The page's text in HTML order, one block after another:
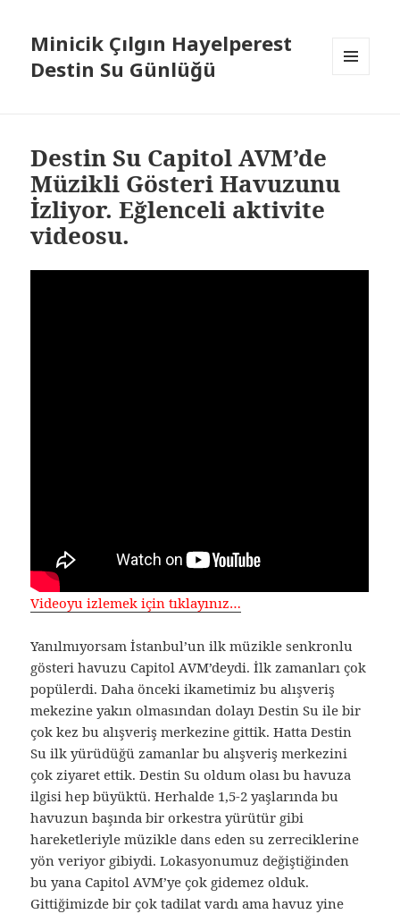
Minicik Çılgın Hayelperest
Destin Su Günlüğü
Destin Su Capitol AVM’de
Müzikli Gösteri Havuzunu
İzliyor. Eğlenceli aktivite
videosu.
Videoyu izlemek için tıklayınız…
Yanılmıyorsam İstanbul’un ilk müzikle senkronlu
gösteri havuzu Capitol AVM’deydi. İlk zamanları çok
popülerdi. Daha önceki ikametimiz bu alışveriş
mekezine yakın olmasından dolayı Destin Su ile bir
çok kez bu alışveriş merkezine gittik. Hatta Destin
Su ilk yürüdüğü zamanlar bu alışveriş merkezini
çok ziyaret ettik. Destin Su oldum olası bu havuza
ilgisi hep büyüktü. Herhalde 1,5-2 yaşlarında bu
havuzun başında bir orkestra yürütür gibi
hareketleriyle müzikle dans eden su zerreciklerine
yön veriyor gibiydi. Lokasyonumuz değiştiğinden
bu yana Capitol AVM’ye çok gidemez olduk.
Gittiğimizde bir çok tadilat vardı ama havuz yine